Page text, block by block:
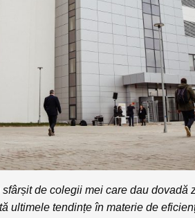
de colegii mei care dau dovadă
ultimele tendințe în materie de